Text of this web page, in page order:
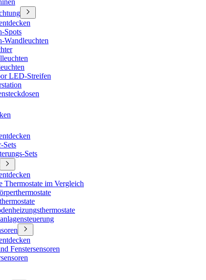
Spots
Wandleuchten
LED-Streifen
Sets
Sets
Thermostate im Vergleich
Fenstersensoren